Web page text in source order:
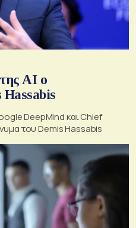
AI ο
Hassabis
DeepMind και Chief
του Demis Hassabis